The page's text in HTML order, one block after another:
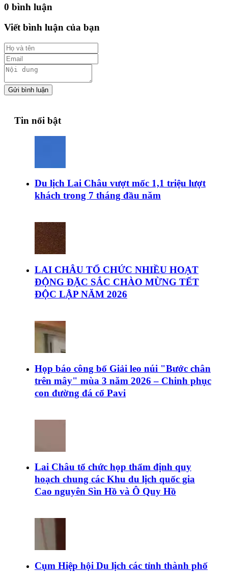
0 bình luận
Viết bình luận của bạn
Gửi bình luận
Tin nổi bật
Du lịch Lai Châu vượt mốc 1,1 triệu lượt
khách trong 7 tháng đầu năm
LAI CHÂU TỔ CHỨC NHIỀU HOẠT
ĐỘNG ĐẶC SẮC CHÀO MỪNG TẾT
ĐỘC LẬP NĂM 2026
Họp báo công bố Giải leo núi "Bước chân
trên mây" mùa 3 năm 2026 – Chinh phục
con đường đá cổ Pavi
Lai Châu tổ chức họp thẩm định quy
hoạch chung các Khu du lịch quốc gia
Cao nguyên Sìn Hồ và Ô Quy Hồ
Cụm Hiệp hội Du lịch các tỉnh thành phố